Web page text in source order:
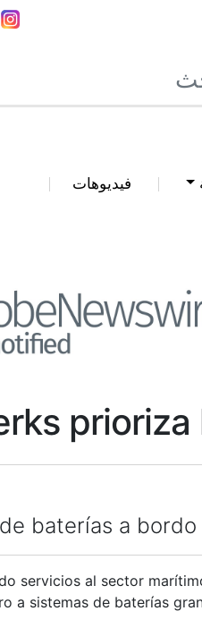
فيديوهات
baterías a
servicios al sector
sistemas de baterías